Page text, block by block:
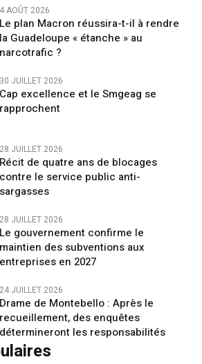
4 AOÛT 2026
Le plan Macron réussira-t-il à rendre
la Guadeloupe « étanche » au
narcotrafic ?
30 JUILLET 2026
Cap excellence et le Smgeag se
rapprochent
28 JUILLET 2026
Récit de quatre ans de blocages
contre le service public anti-
sargasses
28 JUILLET 2026
Le gouvernement confirme le
maintien des subventions aux
entreprises en 2027
24 JUILLET 2026
Drame de Montebello : Après le
recueillement, des enquêtes
détermineront les responsabilités